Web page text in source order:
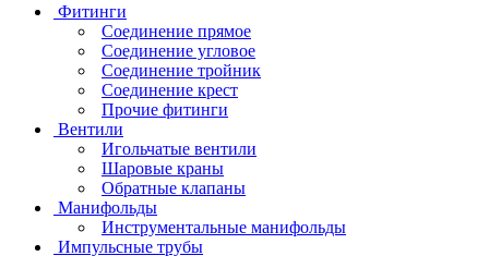
Фитинги
Соединение прямое
Соединение угловое
Соединение тройник
Соединение крест
Прочие фитинги
Вентили
Игольчатые вентили
Шаровые краны
Обратные клапаны
Манифольды
Инструментальные манифольды
Импульсные трубы